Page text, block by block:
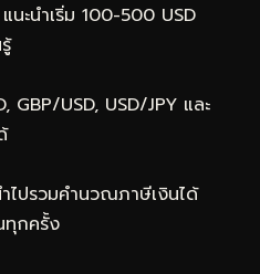
ะนำเริ่ม 100-500 USD
GBP/USD, USD/JPY และ
ไปรวมคำนวณภาษีเงินได้
ทุกครั้ง